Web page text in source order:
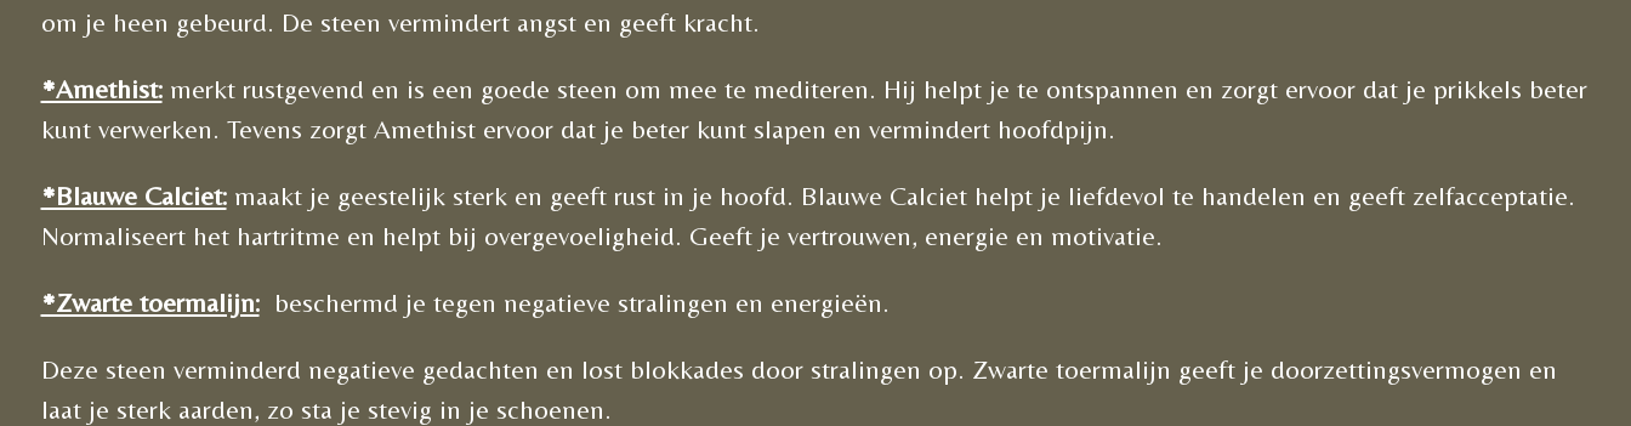
om je heen gebeurd. De steen vermindert angst en geeft kracht.
*Amethist:merkt rustgevend en is een goede steen om mee te mediteren. Hij helpt je te ontspannen en zorgt ervoor dat je prikkels beter
kunt verwerken. Tevens zorgt Amethist ervoor dat je beter kunt slapen en vermindert hoofdpijn.
*Blauwe Calciet:maakt je geestelijk sterk en geeft rust in je hoofd. Blauwe Calciet helpt je liefdevol te handelen en geeft zelfacceptatie.
Normaliseert het hartritme en helpt bij overgevoeligheid. Geeft je vertrouwen, energie en motivatie.
*Zwarte toermalijn: beschermd je tegen negatieve stralingen en energieën.
Deze steen verminderd negatieve gedachten en lost blokkades door stralingen op. Zwarte toermalijn geeft je doorzettingsvermogen en
laat je sterk aarden, zo sta je stevig in je schoenen.